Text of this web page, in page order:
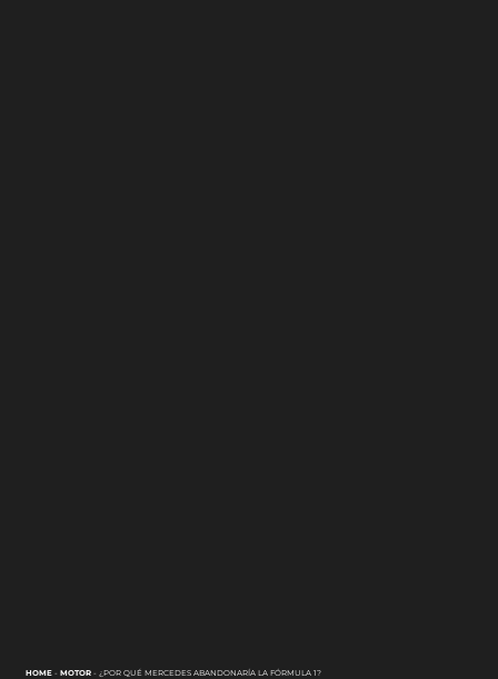
HOME- MOTOR- ¿POR QUÉ MERCEDES ABANDONARÍA LA FÓRMULA 1?